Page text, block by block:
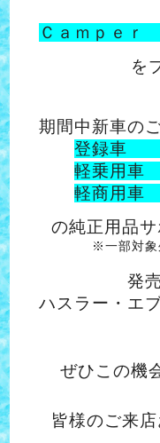
Ｃａｍｐｅ
を
期間中新車の
登録車
軽乗用車
軽商用車
の純正用品
※一部対象
発
ハスラー・エ
ぜひこの機
皆様のご来